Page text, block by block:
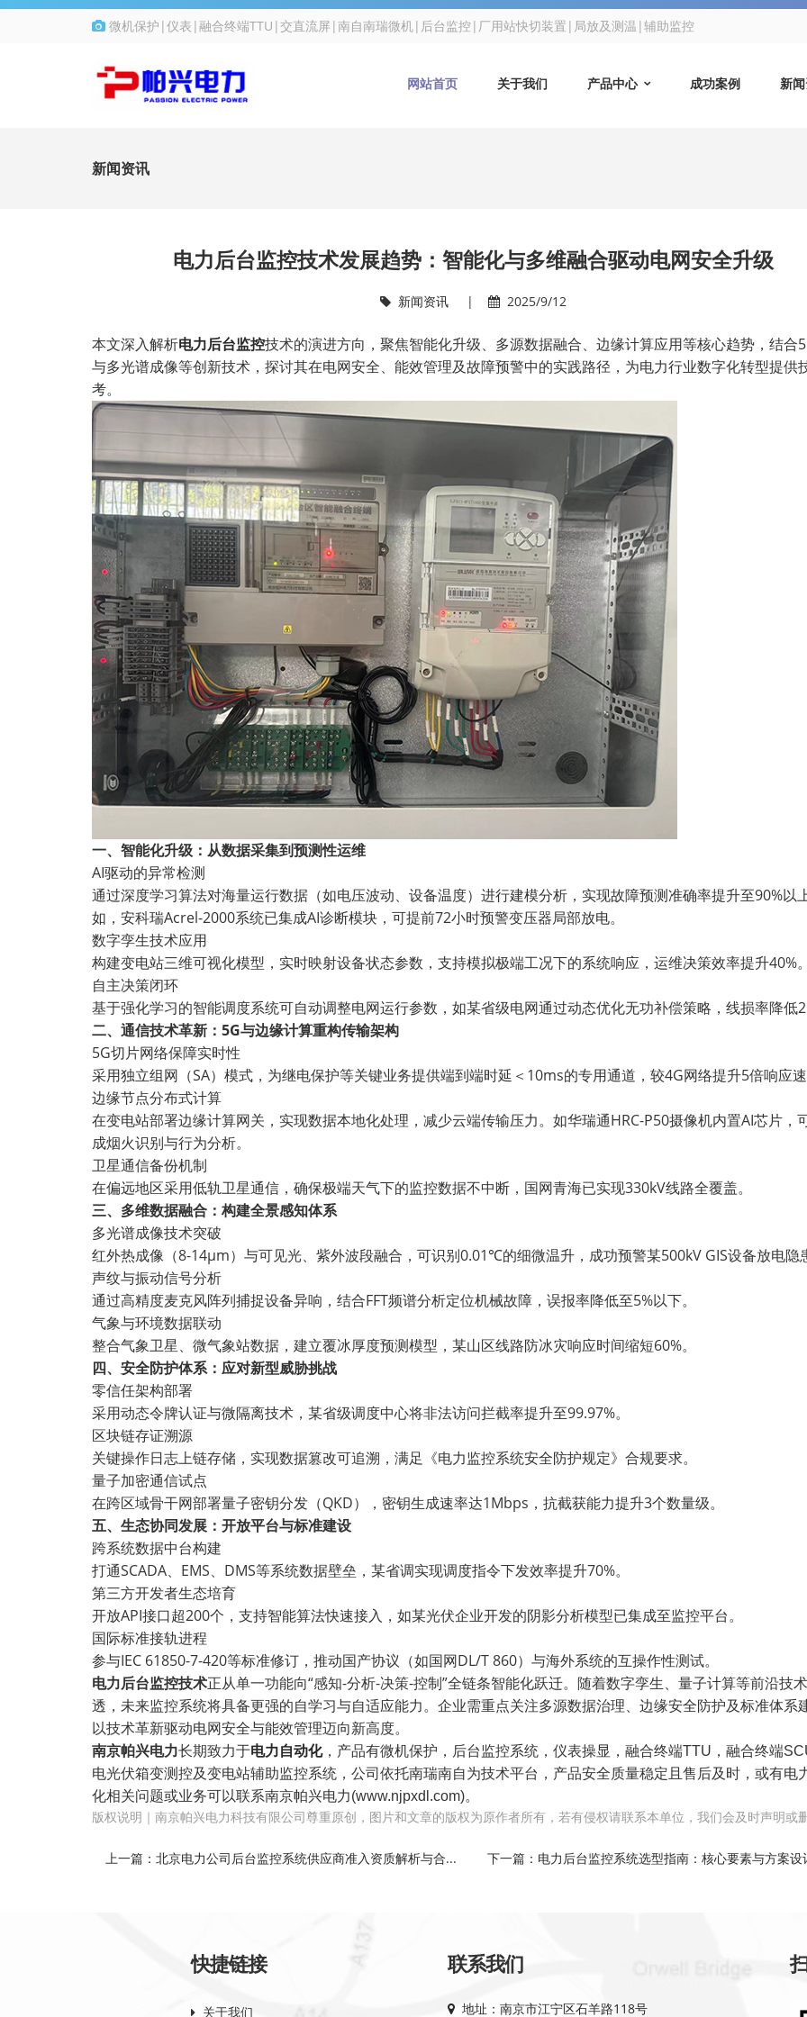
微机保护|仪表|融合终端TTU|交直流屏|南自南瑞微机|后台监控|厂用站快切装置|局放及测温|辅助监控
网站首页 关于我们 产品中心 成功案例 新
新闻资讯
电力后台监控技术发展趋势：智能化与多维融合驱动电网安全升级
新闻资讯 | 2025/9/12
本文深入解析电力后台监控技术的演进方向，聚焦智能化升级、多源数据融合、边缘计算应用等核心趋势，结合
与多光谱成像等创新技术，探讨其在电网安全、能效管理及故障预警中的实践路径，为电力行业数字化转型提供
考。
一、智能化升级：从数据采集到预测性运维
AI驱动的异常检测
通过深度学习算法对海量运行数据（如电压波动、设备温度）进行建模分析，实现故障预测准确率提升至90%以
如，安科瑞Acrel-2000系统已集成AI诊断模块，可提前72小时预警变压器局部放电。
数字孪生技术应用
构建变电站三维可视化模型，实时映射设备状态参数，支持模拟极端工况下的系统响应，运维决策效率提升40%
自主决策闭环
基于强化学习的智能调度系统可自动调整电网运行参数，如某省级电网通过动态优化无功补偿策略，线损率降低
二、通信技术革新： 5G与边缘计算重构传输架构
5G切片网络保障实时性
采用独立组网（SA）模式，为继电保护等关键业务提供端到端时延＜ 10ms的专用通道，较4G网络提升5倍响应
边缘节点分布式计算
在变电站部署边缘计算网关，实现数据本地化处理，减少云端传输压力。如华瑞通HRC-P50摄像机内置AI芯片，
成烟火识别与行为分析。
卫星通信备份机制
在偏远地区采用低轨卫星通信，确保极端天气下的监控数据不中断，国网青海已实现330kV线路全覆盖。
三、多维数据融合：构建全景感知体系
多光谱成像技术突破
红外热成像（8-14μm）与可见光、紫外波段融合，可识别0.01℃的细微温升，成功预警某500kV GIS设备放电隐
声纹与振动信号分析
通过高精度麦克风阵列捕捉设备异响，结合FFT频谱分析定位机械故障，误报率降低至5%以下。
气象与环境数据联动
整合气象卫星、微气象站数据，建立覆冰厚度预测模型，某山区线路防冰灾响应时间缩短60%。
四、安全防护体系：应对新型威胁挑战
零信任架构部署
采用动态令牌认证与微隔离技术，某省级调度中心将非法访问拦截率提升至99.97%。
区块链存证溯源
关键操作日志上链存储，实现数据篡改可追溯，满足《电力监控系统安全防护规定》合规要求。
量子加密通信试点
在跨区域骨干网部署量子密钥分发（QKD），密钥生成速率达1Mbps ，抗截获能力提升3个数量级。
五、生态协同发展：开放平台与标准建设
跨系统数据中台构建
打通SCADA、 EMS、 DMS等系统数据壁垒，某省调实现调度指令下发效率提升70%。
第三方开发者生态培育
开放API接口超200个，支持智能算法快速接入，如某光伏企业开发的阴影分析模型已集成至监控平台。
国际标准接轨进程
参与IEC 61850-7-420等标准修订，推动国产协议（如国网DL/T 860）与海外系统的互操作性测试。
电力后台监控技术正从单一功能向“感知-分析-决策-控制”全链条智能化跃迁。随着数字孪生、量子计算等前沿技
透，未来监控系统将具备更强的自学习与自适应能力。企业需重点关注多源数据治理、边缘安全防护及标准体系
以技术革新驱动电网安全与能效管理迈向新高度。
南京帕兴电力长期致力于电力自动化，产品有微机保护，后台监控系统，仪表操显，融合终端TTU，融合终端
电光伏箱变测控及变电站辅助监控系统，公司依托南瑞南自为技术平台，产品安全质量稳定且售后及时，或有电
化相关问题或业务可以联系南京帕兴电力(www.njpxdl.com)。
版权说明｜南京帕兴电力科技有限公司尊重原创，图片和文章的版权为原作者所有，若有侵权请联系本单位，我们会及时声明或
上一篇：北京电力公司后台监控系统供应商准入资质解析与合... 下一篇：电力后台监控系统选型指南：核心要素与方案设
快捷链接
关于我们
联系我们
地址：南京市江宁区石羊路118号